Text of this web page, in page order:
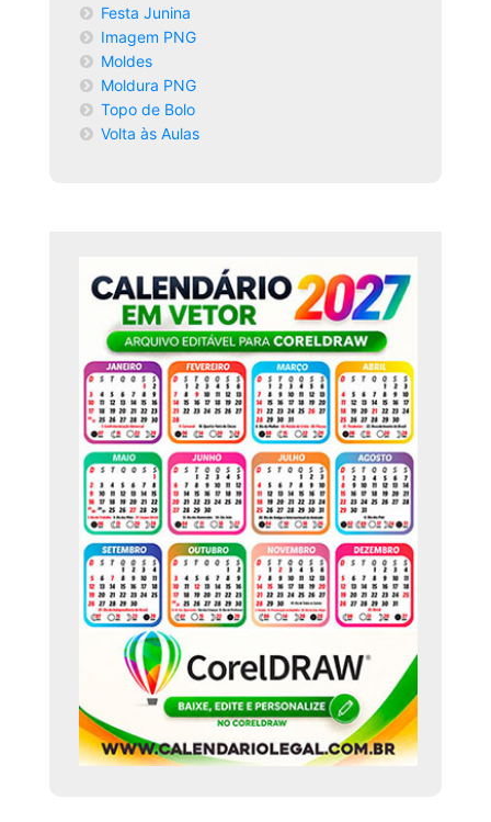
Festa Junina
Imagem PNG
Moldes
Moldura PNG
Topo de Bolo
Volta às Aulas